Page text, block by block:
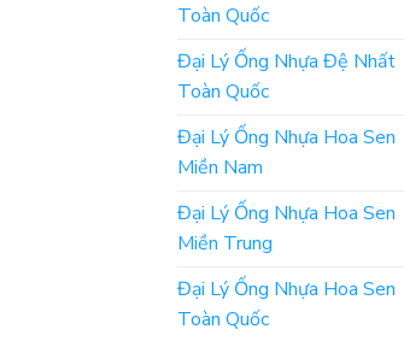
Toàn Quốc
Đại Lý Ống Nhựa Đệ Nhất
Toàn Quốc
Đại Lý Ống Nhựa Hoa Sen
Miền Nam
Đại Lý Ống Nhựa Hoa Sen
Miền Trung
Đại Lý Ống Nhựa Hoa Sen
Toàn Quốc